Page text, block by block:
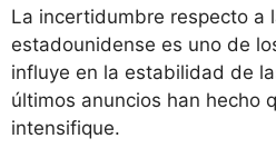
La incertidumbre respecto a
estadounidense es uno de
influye en la estabilidad de
últimos anuncios han hecho
intensifique.